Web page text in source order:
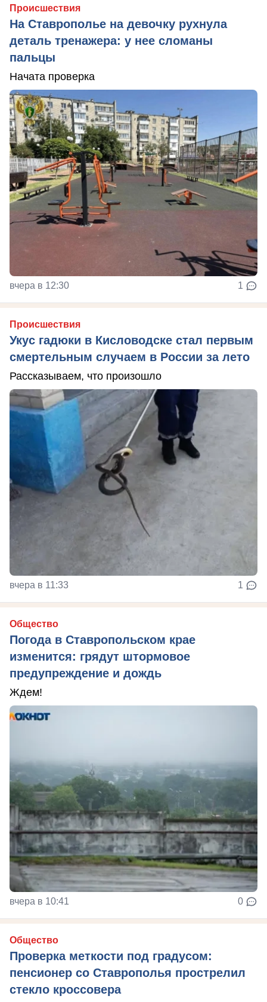
Происшествия
На Ставрополье на девочку рухнула
деталь тренажера: у нее сломаны
пальцы
Начата проверка
вчера в 12:30 1
Происшествия
Укус гадюки в Кисловодске стал первым
смертельным случаем в России за лето
Рассказываем, что произошло
вчера в 11:33 1
Общество
Погода в Ставропольском крае
изменится: грядут штормовое
предупреждение и дождь
Ждем!
вчера в 10:41 0
Общество
Проверка меткости под градусом:
пенсионер со Ставрополья прострелил
стекло кроссовера